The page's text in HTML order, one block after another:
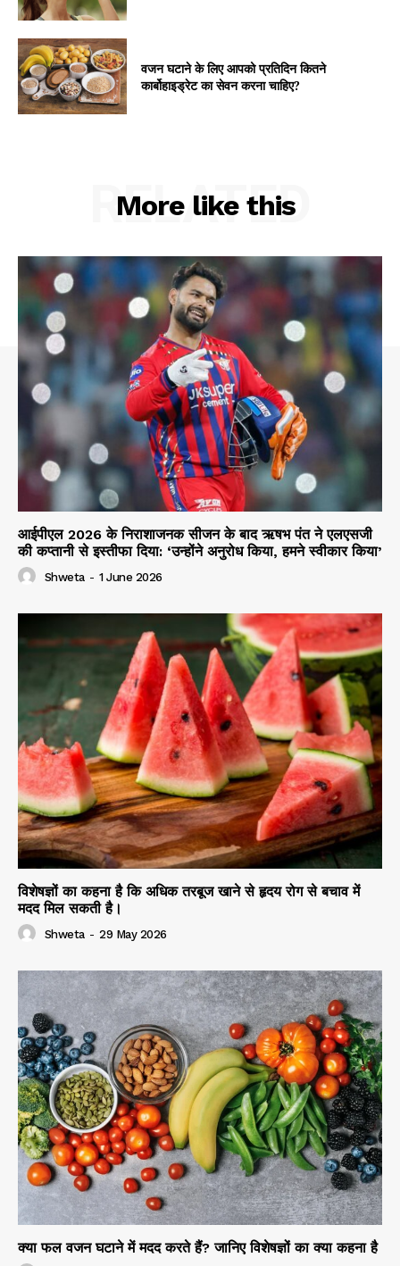
वजन घटाने के लिए आपको प्रतिदिन कितने
कार्बोहाइड्रेट का सेवन करना चाहिए?
More like this
RELATED
आईपीएल 2026 के निराशाजनक सीजन के बाद ऋषभ पंत ने एलएसजी
की कप्तानी से इस्तीफा दिया: ‘उन्होंने अनुरोध किया, हमने स्वीकार किया’
Shweta - 1 June 2026
विशेषज्ञों का कहना है कि अधिक तरबूज खाने से हृदय रोग से बचाव में
मदद मिल सकती है।
Shweta - 29 May 2026
क्या फल वजन घटाने में मदद करते हैं? जानिए विशेषज्ञों का क्या कहना है